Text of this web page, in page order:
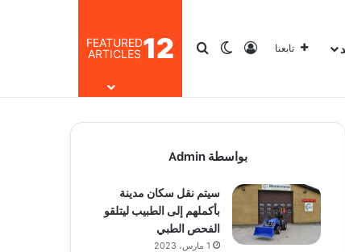
تابعنا تسجيل الدخول
الوضع المظلم
بحث عن12
FEATURED
ARTICLES
بواسطة Admin
سيتم نقل سكان مدينة
بأكملهم إلى الطبيب ليتلقو
الفحص الطبي
1 مارس، 2023